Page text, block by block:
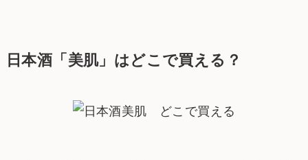
日本酒「美肌」はどこで買える？